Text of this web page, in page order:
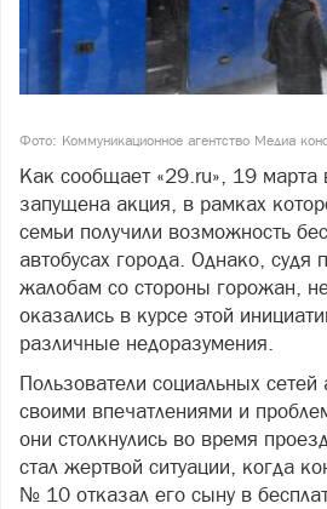
Фото: Коммуникационное агентство Медиа
Как сообщает «29.ru», 19 марта
запущена акция, в рамках
семьи получили возможность
автобусах города. Однако, судя
жалобам со стороны горожан,
оказались в курсе этой
различные недоразумения.
Пользователи социальных сетей
своими впечатлениями и
они столкнулись во время
стал жертвой ситуации, когда
№ 10 отказал его сыну в